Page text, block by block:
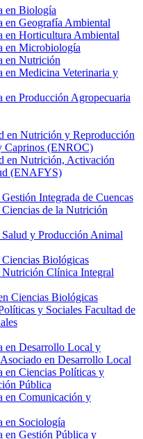
en Biología
en Geografía Ambiental
en Horticultura Ambiental
en Microbiología
en Nutrición
en Medicina Veterinaria y
en Producción Agropecuaria
en Nutrición y Reproducción
Caprinos (ENROC)
en Nutrición, Activación
(ENAFYS)
Integrada de Cuencas
Ciencias de la Nutrición
Salud y Producción Animal
Ciencias Biológicas
Nutrición Clínica Integral
Ciencias Biológicas
Facultad de
en Desarrollo Local y
en Desarrollo Local
en Ciencias Políticas y
Pública
en Comunicación y
en Sociología
en Gestión Pública y